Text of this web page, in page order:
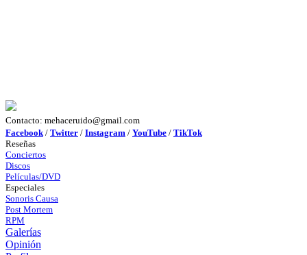
Contacto: mehaceruido@gmail.com
Facebook/ Twitter / Instagram / YouTube / TikTok
Reseñas
Conciertos
Discos
Películas/DVD
Especiales
Sonoris Causa
Post Mortem
RPM
Galerías
Opinión